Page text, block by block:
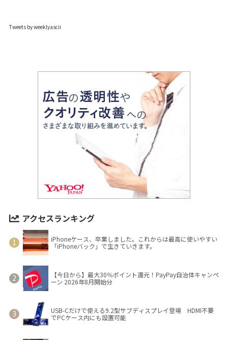
Tweets by weeklyascii
アクセスランキング
iPhoneケース、卒業しました。これからは最高に使いやすい
「iPhoneバック」で生きていきます。
【今日から】最大30％ポイント還元！PayPay自治体キャンペ
ーン 2026年8月開始分
USB-Cだけで使える9.2型サブディスプレイ登場 HDMI不要
でPCケース内にも設置可能